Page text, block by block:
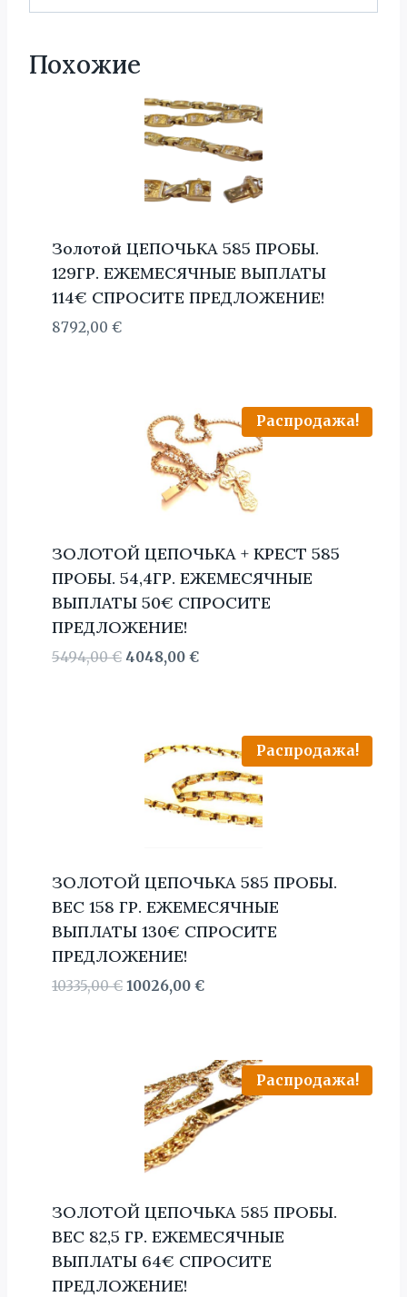
Похожие
Золотой ЦЕПОЧЬКА 585 ПРОБЫ.
129ГР. ЕЖЕМЕСЯЧНЫЕ ВЫПЛАТЫ
114€ СПРОСИТЕ ПРЕДЛОЖЕНИЕ!
8792,00 €
Распродажа!
ЗОЛОТОЙ ЦЕПОЧЬКА + КРЕСТ 585
ПРОБЫ. 54,4ГР. ЕЖЕМЕСЯЧНЫЕ
ВЫПЛАТЫ 50€ СПРОСИТЕ
ПРЕДЛОЖЕНИЕ!
5494,00€ Первоначальная
4048,00 €Текущая
Распродажа!
ЗОЛОТОЙ ЦЕПОЧЬКА 585 ПРОБЫ.
BЕС 158 ГР. ЕЖЕМЕСЯЧНЫЕ
ВЫПЛАТЫ 130€ СПРОСИТЕ
ПРЕДЛОЖЕНИЕ!
10335,00€ Первоначальная
10026,00 €Текущая
Распродажа!
ЗОЛОТОЙ ЦЕПОЧЬКА 585 ПРОБЫ.
BЕС 82,5 ГР. ЕЖЕМЕСЯЧНЫЕ
ВЫПЛАТЫ 64€ СПРОСИТЕ
ПРЕДЛОЖЕНИЕ!